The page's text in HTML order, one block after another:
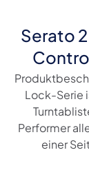
Serato
Lock-Serie
Performer
einer